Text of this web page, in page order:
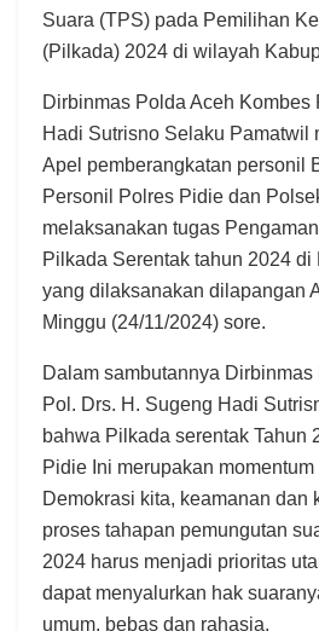
Suara (TPS) pada Pemilihan
(Pilkada) 2024 di wilayah
Dirbinmas Polda Aceh Kombes
Hadi Sutrisno Selaku Pamatwil
Apel pemberangkatan personil
Personil Polres Pidie dan
melaksanakan tugas
Pilkada Serentak tahun 2024
yang dilaksanakan dilapangan
Minggu (24/11/2024) sore.
Dalam sambutannya
Pol. Drs. H. Sugeng Hadi
bahwa Pilkada serentak Tahun
Pidie Ini merupakan
Demokrasi kita, keamanan dan
proses tahapan pemungutan
2024 harus menjadi prioritas
dapat menyalurkan hak
umum, bebas dan rahasia.